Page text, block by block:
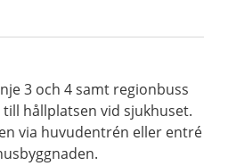
3 och 4 samt regionbuss
till hållplatsen vid sjukhuset.
via huvudentrén eller entré